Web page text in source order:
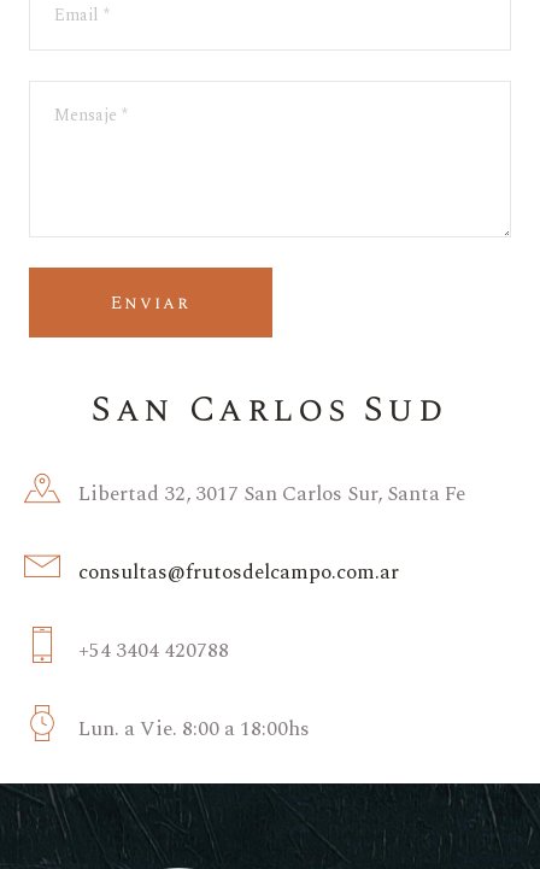
Enviar
San Carlos Sud
Libertad 32, 3017 San Carlos Sur, Santa Fe
consultas@frutosdelcampo.com.ar
+54 3404 420788
Lun. a Vie. 8:00 a 18:00hs